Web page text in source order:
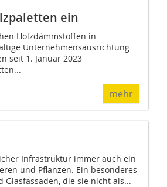
ein
Holzdämmstoffen in
Unternehmensausrichtung
seit 1. Januar 2023
mehr
Infrastruktur immer auch ein
und Pflanzen. Ein besonderes
die sie nicht als...